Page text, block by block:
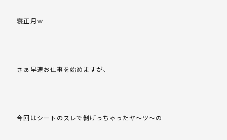
寝正月ｗ
さぁ早速お仕事を始めますが、
今回はシートのスレで剝げっちゃったヤ～ツ～の